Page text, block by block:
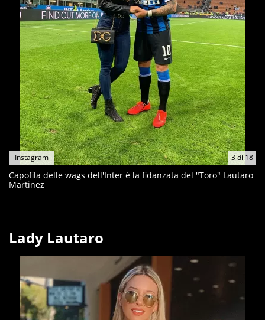
3di 18
Instagram
Capofila delle wags dell'Inter è la fidanzata del "Toro" Lautaro
Martinez
Lady Lautaro